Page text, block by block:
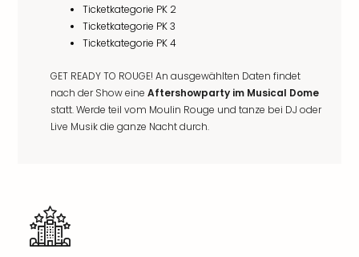
Ticketkategorie PK 2
Ticketkategorie PK 3
Ticketkategorie PK 4
GET READY TO ROUGE! An ausgewählten Daten findet
nach der Show eine Aftershowparty im Musical Dome
statt. Werde teil vom Moulin Rouge und tanze bei DJ oder
Live Musik die ganze Nacht durch.